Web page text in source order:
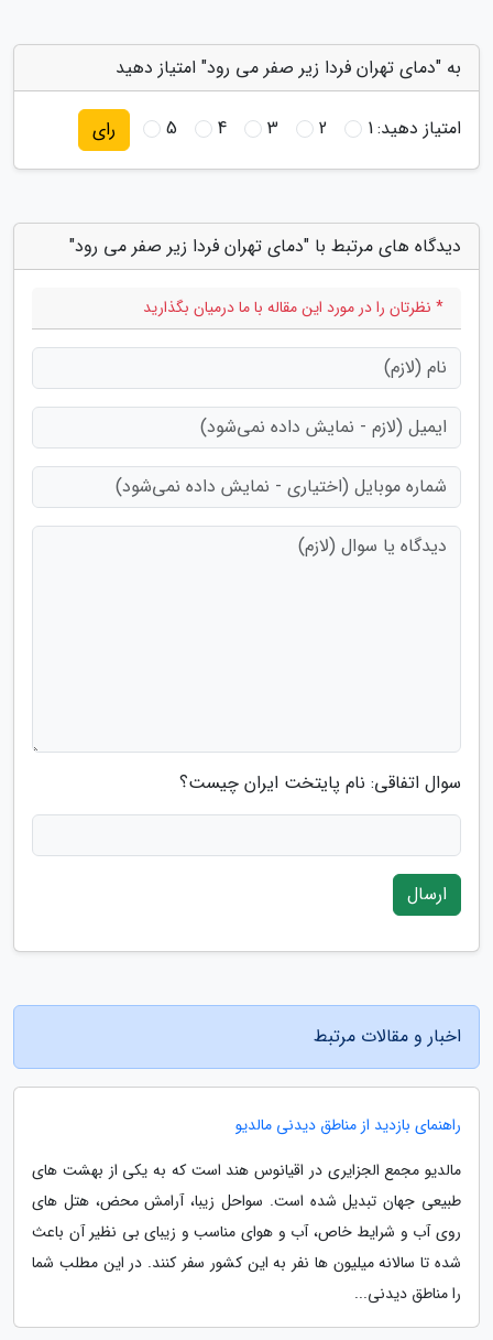
به "دمای تهران فردا زیر صفر می رود" امتیاز دهید
امتیاز دهید:1
2
3
4
5 رای
دیدگاه های مرتبط با "دمای تهران فردا زیر صفر می رود"
* نظرتان را در مورد این مقاله با ما درمیان بگذارید
سوال اتفاقی: نام پایتخت ایران چیست؟
ارسال
اخبار و مقالات مرتبط
راهنمای بازدید از مناطق دیدنی مالدیو
مالدیو مجمع الجزایری در اقیانوس هند است که به یکی از بهشت های
طبیعی جهان تبدیل شده است. سواحل زیبا، آرامش محض، هتل های
روی آب و شرایط خاص، آب و هوای مناسب و زیبای بی نظیر آن باعث
شده تا سالانه میلیون ها نفر به این کشور سفر کنند. در این مطلب شما
را مناطق دیدنی...